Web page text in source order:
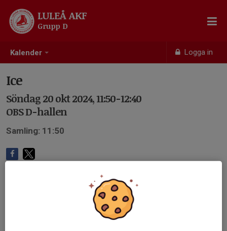
Kalender Logga in
LULEÅ AKF
Grupp D
Ice
Söndag 20 okt 2024, 11:50-12:40
OBS D-hallen
Samling: 11:50